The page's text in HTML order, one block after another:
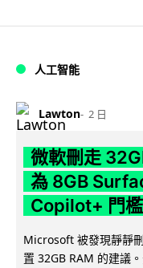
人工智能
Lawton 2 日
微軟刪走
為 8GB
Copilot+ 門
Microsoft 被發現靜靜
置 32GB RAM 的建議